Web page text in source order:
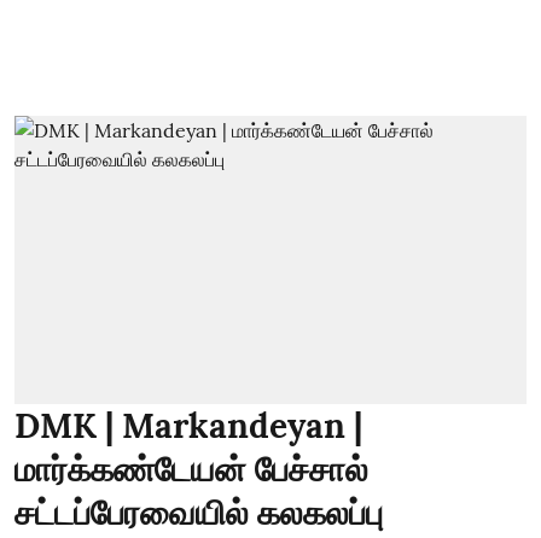
DMK | Markandeyan |
மார்க்கண்டேயன் பேச்சால்
சட்டப்பேரவையில் கலகலப்பு